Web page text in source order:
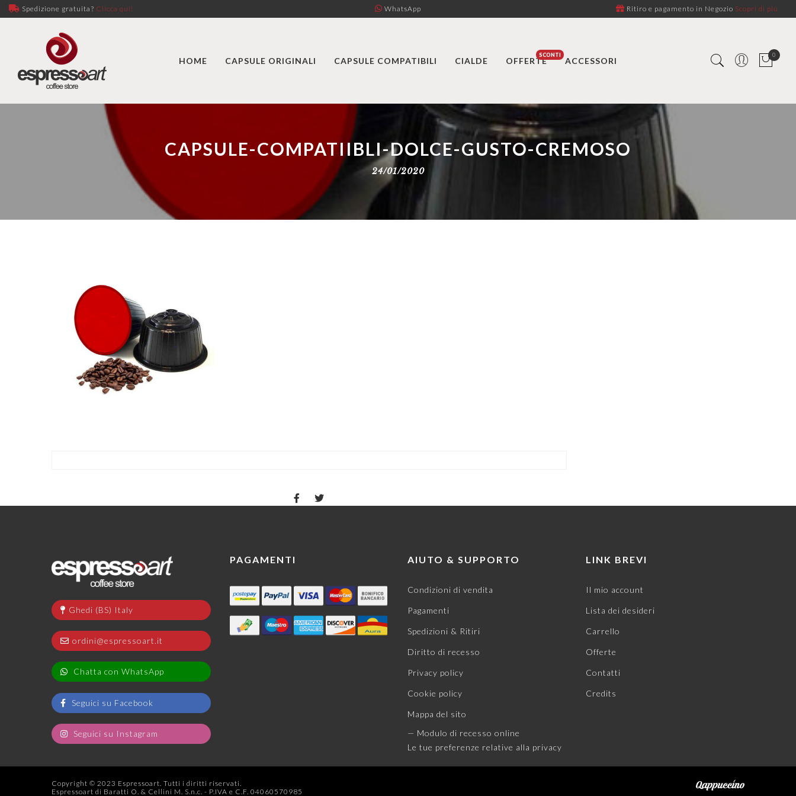
Spedizione gratuita? Clicca qui! WhatsApp Ritiro e pagamento in Negozio Scopri di più
HOME CAPSULE ORIGINALI CAPSULE COMPATIBILI CIALDE OFFERTE ACCESSORI
0
CAPSULE-COMPATIIBLI-DOLCE-GUSTO-CREMOSO
24/01/2020
Ghedi (BS) Italy
ordini@espressoart.it
Chatta con WhatsApp
Seguici su Facebook
Seguici su Instagram
PAGAMENTI AIUTO & SUPPORTO
Condizioni di vendita
Pagamenti
Spedizioni & Ritiri
Diritto di recesso
Privacy policy
Cookie policy
Mappa del sito
— Modulo di recesso online
Le tue preferenze relative alla privacy
LINK BREVI
Il mio account
Lista dei desideri
Carrello
Offerte
Contatti
Credits
Copyright © 2023 Espressoart. Tutti i diritti riservati.
Espressoart di Baratti O. & Cellini M. S.n.c. - P.IVA e C.F. 04060570985